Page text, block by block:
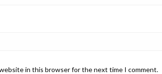
website in this browser for the next time I comment.